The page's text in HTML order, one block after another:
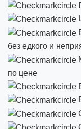
без едкого и
по цене